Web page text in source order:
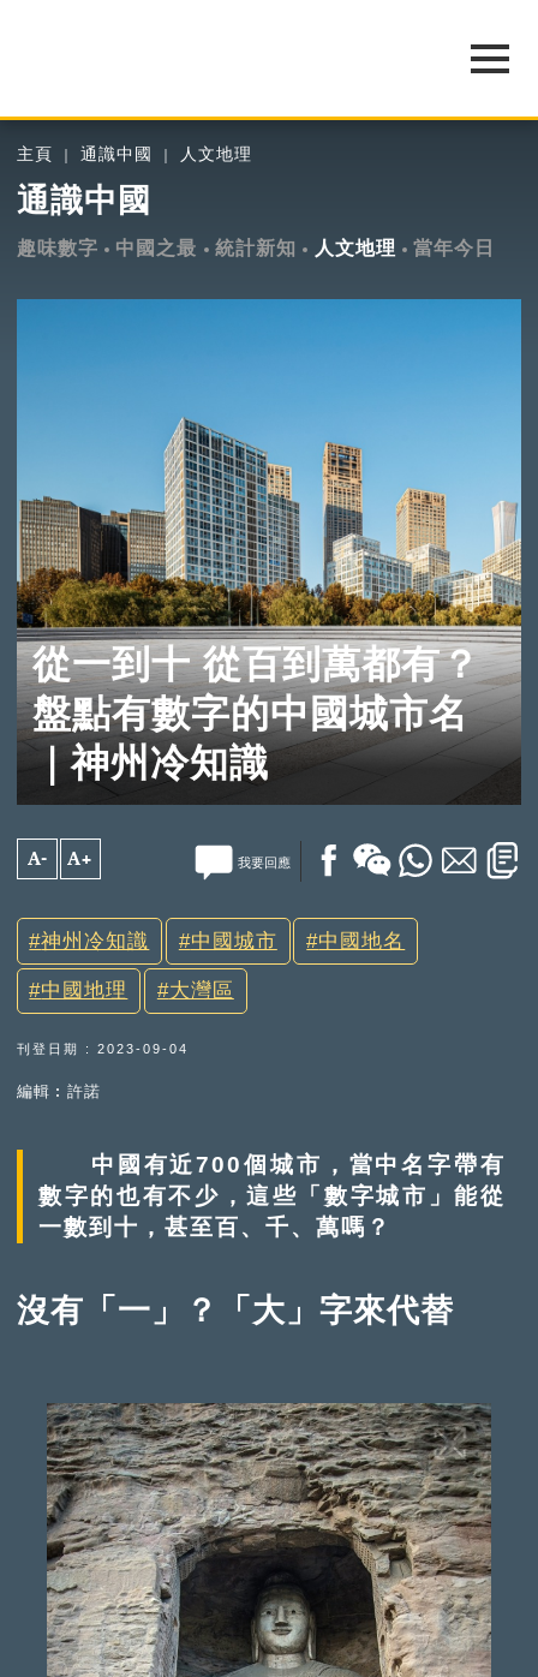
主頁 通識中國 人文地理
通識中國
趣味數字 中國之最 統計新知 人文地理 當年今日
從一到十 從百到萬都有？
盤點有數字的中國城市名
｜神州冷知識
A- A+ 我要回應
神州冷知識 中國城市 中國地名
中國地理 大灣區
刊登日期 : 2023-09-04
編輯︰許諾
中國有近700個城市，當中名字帶有
數字的也有不少，這些「數字城市」能從
一數到十，甚至百、千、萬嗎？
沒有「一」？「大」字來代替